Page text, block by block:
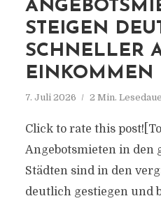
STEIGEN
SCHNELLER
EINKOMMEN
7. Juli 2026 2 Min.
Click to rate this
Angebotsmieten in den
Städten sind in den
deutlich gestiegen und